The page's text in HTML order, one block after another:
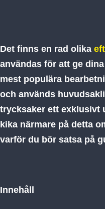
Det finns en rad olika
användas för att ge
mest populära
och används
trycksaker ett exklusivt
kika närmare på detta
varför du bör satsa på
Innehåll